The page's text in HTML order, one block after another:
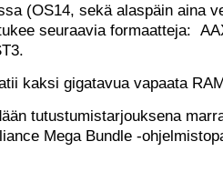
(OS14, sekä alaspäin aina
seuraavia formaatteja:
kaksi gigatavua vapaata
tutustumistarjouksena
Mega Bundle -